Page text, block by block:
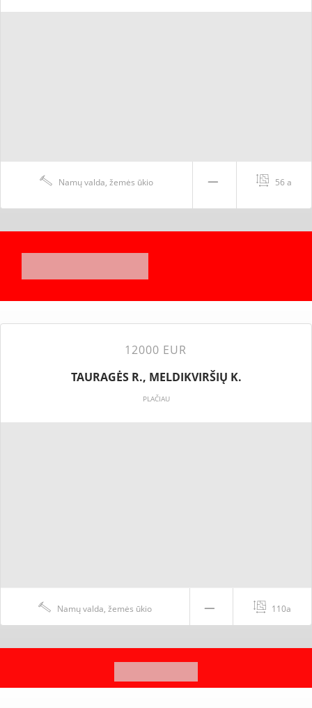
Namų valda, žemės ūkio 56 a
12000 EUR
TAURAGĖS R., MELDIKVIRŠIŲ K.
PLAČIAU
Namų valda, žemės ūkio 110a